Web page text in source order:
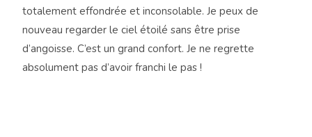
totalement effondrée et inconsolable. Je peux de
nouveau regarder le ciel étoilé sans être prise
d’angoisse. C’est un grand confort. Je ne regrette
absolument pas d’avoir franchi le pas !